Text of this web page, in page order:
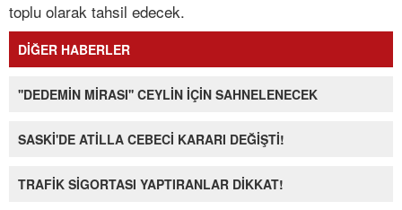
toplu olarak tahsil edecek.
DİĞER HABERLER
''DEDEMİN MİRASI'' CEYLİN İÇİN SAHNELENECEK
SASKİ'DE ATİLLA CEBECİ KARARI DEĞİŞTİ!
TRAFİK SİGORTASI YAPTIRANLAR DİKKAT!